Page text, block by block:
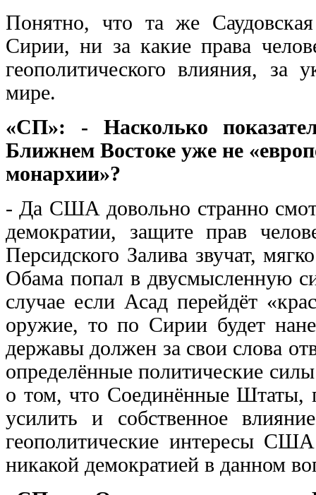
Понятно, что та же
Сирии, ни за какие права
геополитического влияния, за
мире.
«СП»: - Насколько
Ближнем Востоке уже не
монархии»?
- Да США довольно странно
демократии, защите прав
Персидского Залива звучат,
Обама попал в двусмысленную
случае если Асад перейдёт
оружие, то по Сирии будет
державы должен за свои слова
определённые политические
о том, что Соединённые Штаты,
усилить и собственное
геополитические интересы
никакой демократией в данном